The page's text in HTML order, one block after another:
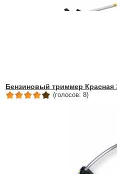
Бензиновый триммер Красная
(голосов: 8)